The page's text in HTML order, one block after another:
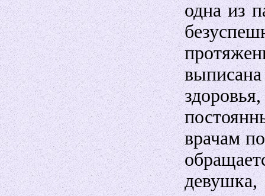
одна из
врачам